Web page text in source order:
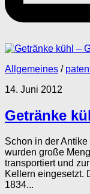
Allgemeines /
14. Juni 2012
Getränke
Schon in der
wurden große
transportiert und
Kellern eingesetzt.
1834...